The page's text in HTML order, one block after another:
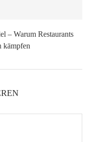
– Warum Restaurants
kämpfen